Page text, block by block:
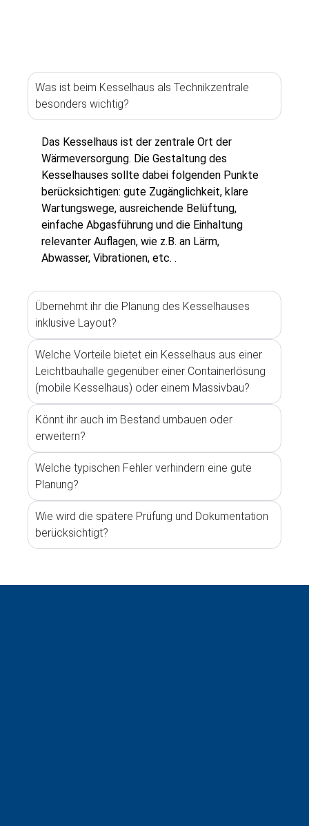
Was ist beim Kesselhaus als Technikzentrale
besonders wichtig?
Das Kesselhaus ist der zentrale Ort der
Wärmeversorgung. Die Gestaltung des
Kesselhauses sollte dabei folgenden Punkte
berücksichtigen: gute Zugänglichkeit, klare
Wartungswege, ausreichende Belüftung,
einfache Abgasführung und die Einhaltung
relevanter Auflagen, wie z.B. an Lärm,
Abwasser, Vibrationen, etc. .
Übernehmt ihr die Planung des Kesselhauses
inklusive Layout?
Welche Vorteile bietet ein Kesselhaus aus einer
Leichtbauhalle gegenüber einer Containerlösung
(mobile Kesselhaus) oder einem Massivbau?
Könnt ihr auch im Bestand umbauen oder
erweitern?
Welche typischen Fehler verhindern eine gute
Planung?
Wie wird die spätere Prüfung und Dokumentation
berücksichtigt?